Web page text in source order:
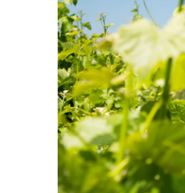
PRODUKTTYP
INHALT (LITER)
PRODUZENT / ABFÜLLER /
HERSTELLER
WEINTYPGESCHMACK
EAN
ARTIKELNUMMER